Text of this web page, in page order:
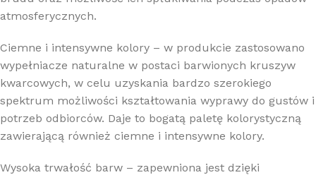
atmosferycznych.
Ciemne i intensywne kolory – w produkcie zastosowano
wypełniacze naturalne w postaci barwionych kruszyw
kwarcowych, w celu uzyskania bardzo szerokiego
spektrum możliwości kształtowania wyprawy do gustów i
potrzeb odbiorców. Daje to bogatą paletę kolorystyczną
zawierającą również ciemne i intensywne kolory.
Wysoka trwałość barw – zapewniona jest dzięki